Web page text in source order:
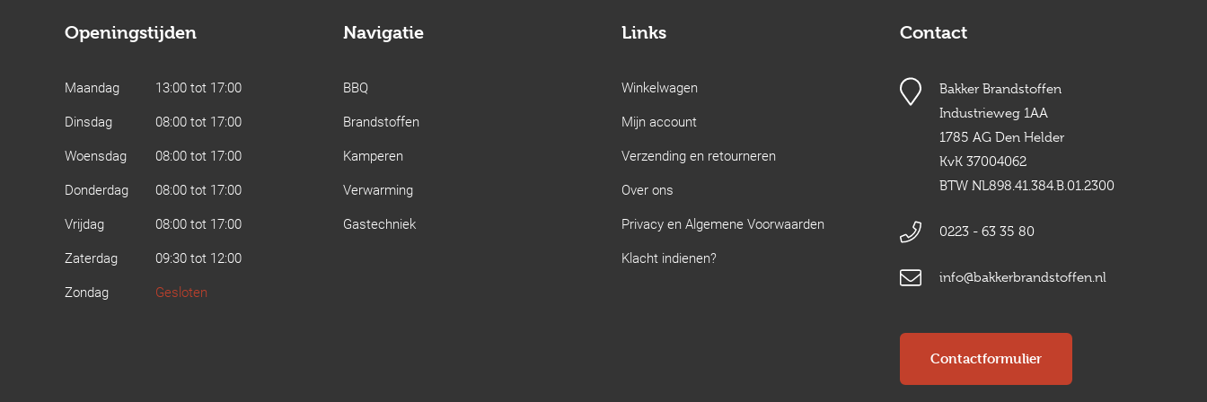
Openingstijden
Maandag
13:00 tot 17:00
Dinsdag
08:00 tot 17:00
Woensdag
08:00 tot 17:00
Donderdag
08:00 tot 17:00
Vrijdag
08:00 tot 17:00
Zaterdag
09:30 tot 12:00
Zondag
Gesloten
Navigatie
BBQ
Brandstoffen
Kamperen
Verwarming
Gastechniek
Links
Winkelwagen
Mijn account
Verzending en retourneren
Over ons
Privacy en Algemene Voorwaarden
Klacht indienen?
Contact
Bakker Brandstoffen
Industrieweg 1AA
1785 AG Den Helder
KvK 37004062
BTW NL898.41.384.B.01.2300
0223 - 63 35 80
info@bakkerbrandstoffen.nl
Contactformulier